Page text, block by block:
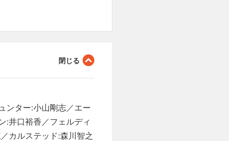
ンター:小山剛志／エー
:井口裕香／フェルディ
カルステッド:森川智之